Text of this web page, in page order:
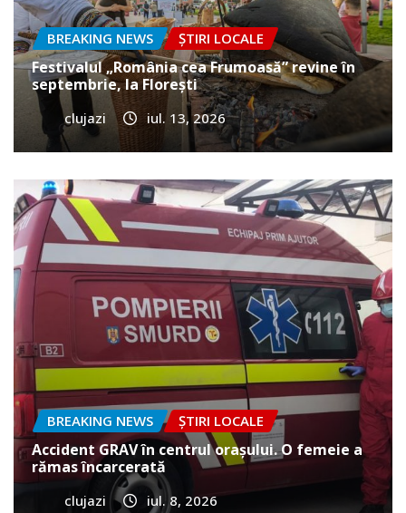
BREAKING NEWS ȘTIRI LOCALE
Festivalul „România cea Frumoasă” revine în
septembrie, la Florești
clujazi iul. 13, 2026
BREAKING NEWS ȘTIRI LOCALE
Accident GRAV în centrul orașului. O femeie a
rămas încarcerată
clujazi iul. 8, 2026